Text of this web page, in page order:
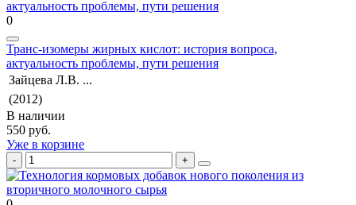
0
Транс-изомеры жирных кислот: история вопроса,
актуальность проблемы, пути решения
Зайцева Л.В. ...
(2012)
В наличии
550 руб.
Уже в корзине